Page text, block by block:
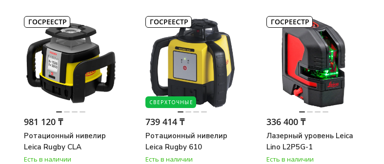
ГОСРЕЕСТР
981 120 ₸
Ротационный нивелир
Leica Rugby CLA
Есть в наличии
СВЕРХТОЧНЫЕ
ГОСРЕЕСТР
739 414 ₸
Ротационный нивелир
Leica Rugby 610
Есть в наличии
ГОСРЕЕСТР
336 400 ₸
Лазерный уровень Leica
Lino L2P5G-1
Есть в наличии